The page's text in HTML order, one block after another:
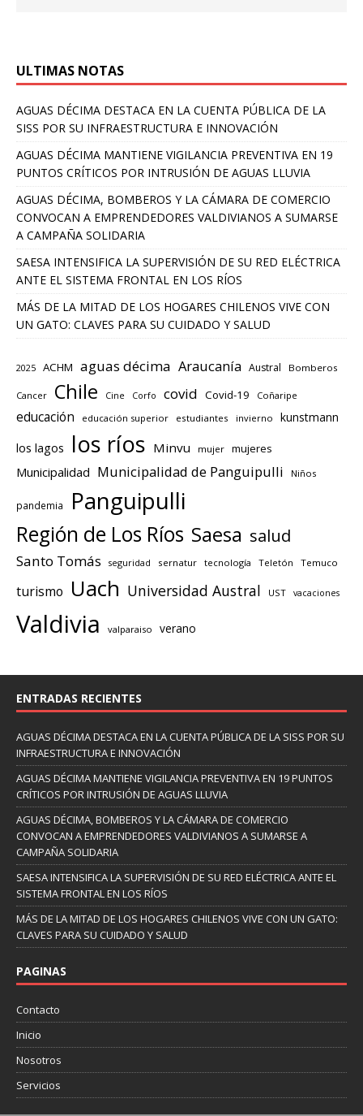
ULTIMAS NOTAS
AGUAS DÉCIMA DESTACA EN LA CUENTA PÚBLICA DE LA
SISS POR SU INFRAESTRUCTURA E INNOVACIÓN
AGUAS DÉCIMA MANTIENE VIGILANCIA PREVENTIVA EN 19
PUNTOS CRÍTICOS POR INTRUSIÓN DE AGUAS LLUVIA
AGUAS DÉCIMA, BOMBEROS Y LA CÁMARA DE COMERCIO
CONVOCAN A EMPRENDEDORES VALDIVIANOS A SUMARSE
A CAMPAÑA SOLIDARIA
SAESA INTENSIFICA LA SUPERVISIÓN DE SU RED ELÉCTRICA
ANTE EL SISTEMA FRONTAL EN LOS RÍOS
MÁS DE LA MITAD DE LOS HOGARES CHILENOS VIVE CON
UN GATO: CLAVES PARA SU CUIDADO Y SALUD
2025 ACHM aguas décima Araucanía Austral Bomberos
Cancer Chile Cine Corfo covid Covid-19 Coñaripe
educación educación superior estudiantes invierno kunstmann
los lagos los ríos Minvu mujer mujeres
Municipalidad Municipalidad de Panguipulli Niños
pandemia Panguipulli
Región de Los Ríos Saesa salud
Santo Tomás seguridad sernatur tecnología Teletón Temuco
turismo Uach Universidad Austral UST vacaciones
Valdivia valparaiso verano
ENTRADAS RECIENTES
AGUAS DÉCIMA DESTACA EN LA CUENTA PÚBLICA DE LA SISS POR SU
INFRAESTRUCTURA E INNOVACIÓN
AGUAS DÉCIMA MANTIENE VIGILANCIA PREVENTIVA EN 19 PUNTOS
CRÍTICOS POR INTRUSIÓN DE AGUAS LLUVIA
AGUAS DÉCIMA, BOMBEROS Y LA CÁMARA DE COMERCIO
CONVOCAN A EMPRENDEDORES VALDIVIANOS A SUMARSE A
CAMPAÑA SOLIDARIA
SAESA INTENSIFICA LA SUPERVISIÓN DE SU RED ELÉCTRICA ANTE EL
SISTEMA FRONTAL EN LOS RÍOS
MÁS DE LA MITAD DE LOS HOGARES CHILENOS VIVE CON UN GATO:
CLAVES PARA SU CUIDADO Y SALUD
PAGINAS
Contacto
Inicio
Nosotros
Servicios